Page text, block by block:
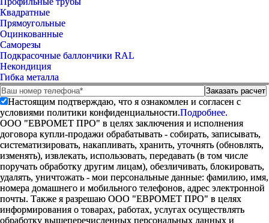
Квадратные
Прямоугольные
Оцинкованные
Саморезы
Подкрасочные баллончики RAL
Некондиция
Гибка металла
Настоящим подтверждаю, что я ознакомлен и согласен с
условиями политики конфиденциальности.Подробнее.
ООО "ЕВРОМЕТ ПРО" в целях заключения и исполнения
договора купли-продажи обрабатывать - собирать, записывать,
систематизировать, накапливать, хранить, уточнять (обновлять,
изменять), извлекать, использовать, передавать (в том числе
поручать обработку другим лицам), обезличивать, блокировать,
удалять, уничтожать - мои персональные данные: фамилию, имя,
номера домашнего и мобильного телефонов, адрес электронной
почты. Также я разрешаю ООО "ЕВРОМЕТ ПРО" в целях
информирования о товарах, работах, услугах осуществлять
обработку вышеперечисленных персональных данных и